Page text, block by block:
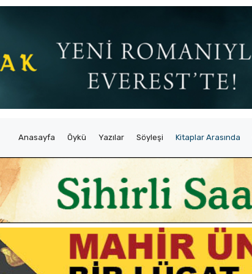
Anasayfa Öykü Yazılar Söyleşi Kitaplar Arasında